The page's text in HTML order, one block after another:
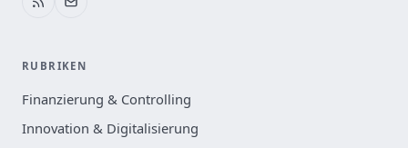
RUBRIKEN
Finanzierung & Controlling
Innovation & Digitalisierung